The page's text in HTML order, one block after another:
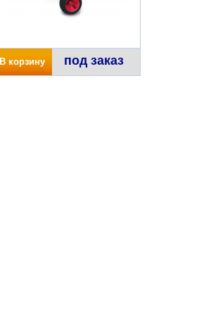
В корзину под заказ